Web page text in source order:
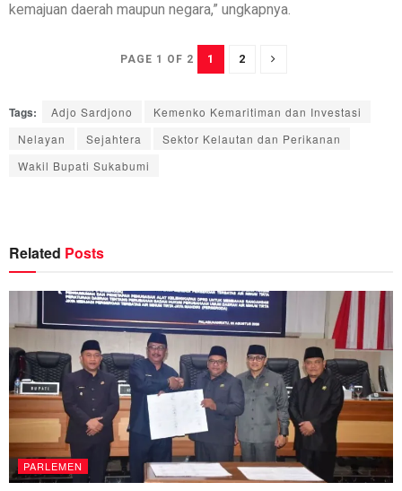
kemajuan daerah maupun negara,” ungkapnya.
PAGE 1 OF 2 1 2
Tags: Adjo Sardjono
Kemenko Kemaritiman dan Investasi
Nelayan
Sejahtera
Sektor Kelautan dan Perikanan
Wakil Bupati Sukabumi
Related Posts
PARLEMEN